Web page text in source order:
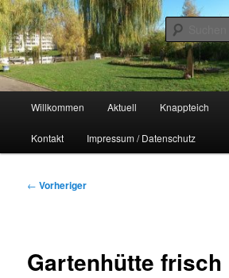
Zum
primären
Inhalt
springenUnser Knappteich
Naherholungsgebiet im Chemnitzer Yorckgebiet
Willkommen Aktuell Knappteich
Kontakt Impressum / Datenschutz
Beitragsnavigation
← Vorheriger
Gartenhütte frisch